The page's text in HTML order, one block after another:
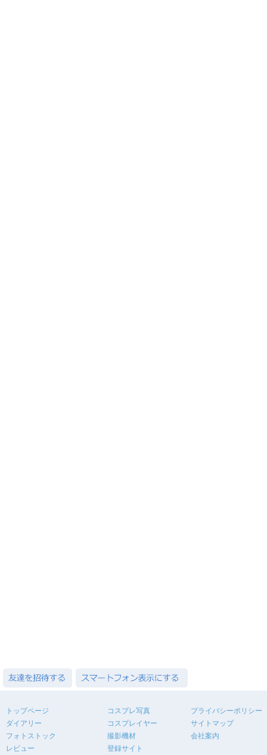
トップページ
ダイアリー
フォトストック
レビュー
コスプレ写真
コスプレイヤー
撮影機材
登録サイト
プライバシーポリシー
サイトマップ
会社案内